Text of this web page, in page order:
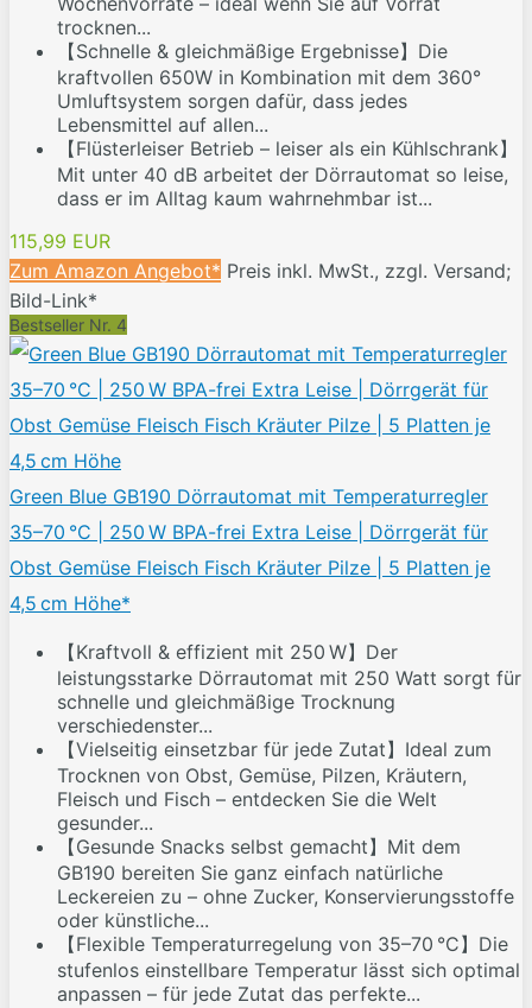
trocknen...
【Schnelle & gleichmäßige Ergebnisse】Die
kraftvollen 650W in Kombination mit dem 360°
Umluftsystem sorgen dafür, dass jedes
Lebensmittel auf allen...
【Flüsterleiser Betrieb – leiser als ein Kühlschrank】
Mit unter 40 dB arbeitet der Dörrautomat so leise,
dass er im Alltag kaum wahrnehmbar ist...
115,99 EUR
Zum Amazon Angebot* Preis inkl. MwSt., zzgl. Versand;
Bild-Link*
Bestseller Nr. 4
Green Blue GB190 Dörrautomat mit Temperaturregler
35–70 °C | 250 W BPA-frei Extra Leise | Dörrgerät für
Obst Gemüse Fleisch Fisch Kräuter Pilze | 5 Platten je
4,5 cm Höhe*
【Kraftvoll & effizient mit 250 W】Der
leistungsstarke Dörrautomat mit 250 Watt sorgt für
schnelle und gleichmäßige Trocknung
verschiedenster...
【Vielseitig einsetzbar für jede Zutat】Ideal zum
Trocknen von Obst, Gemüse, Pilzen, Kräutern,
Fleisch und Fisch – entdecken Sie die Welt
gesunder...
【Gesunde Snacks selbst gemacht】Mit dem
GB190 bereiten Sie ganz einfach natürliche
Leckereien zu – ohne Zucker, Konservierungsstoffe
oder künstliche...
【Flexible Temperaturregelung von 35–70 °C】Die
stufenlos einstellbare Temperatur lässt sich optimal
anpassen – für jede Zutat das perfekte...